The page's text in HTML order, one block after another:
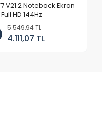
V21.2 Notebook Ekran
HD 144Hz
5.549,94 TL
4.111,07 TL